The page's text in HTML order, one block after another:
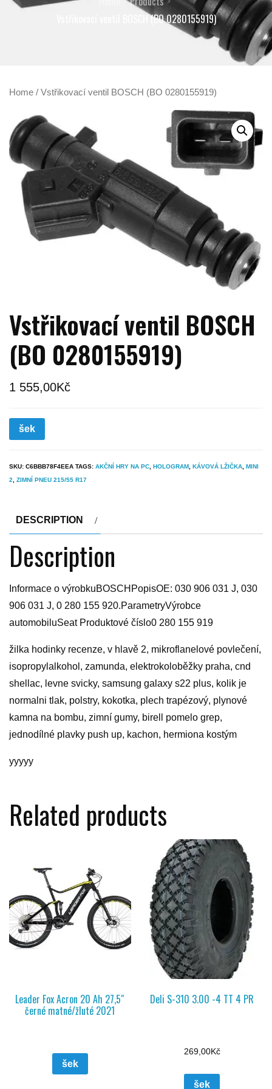
Vstřikovací ventil BOSCH (BO 0280155919)
Home / Vstřikovací ventil BOSCH (BO 0280155919)
Vstřikovací ventil BOSCH
(BO 0280155919)
1 555,00Kč
šek
SKU: C6BBB78F4EEA TAGS: AKČNÍ HRY NA PC HOLOGRAM KÁVOVÁ LŽIČKA MINI
2
ZIMNÍ PNEU 215/55 R17
DESCRIPTION
Description
Informace o výrobkuBOSCHPopisOE: 030 906 031 J, 030
906 031 J, 0 280 155 920.ParametryVýrobce
automobiluSeat Produktové číslo0 280 155 919
žilka hodinky recenze, v hlavě 2, mikroflanelové povlečení,
isopropylalkohol, zamunda, elektrokoloběžky praha, cnd
shellac, levne svicky, samsung galaxy s22 plus, kolik je
normalni tlak, polstry, kokotka, plech trapézový, plynové
kamna na bombu, zimní gumy, birell pomelo grep,
jednodílné plavky push up, kachon, hermiona kostým
yyyyy
Related products
Leader Fox Acron 20 Ah 27,5″
černé matné/žluté 2021
šek
Deli S-310 3.00 -4 TT 4 PR
269,00Kč
šek